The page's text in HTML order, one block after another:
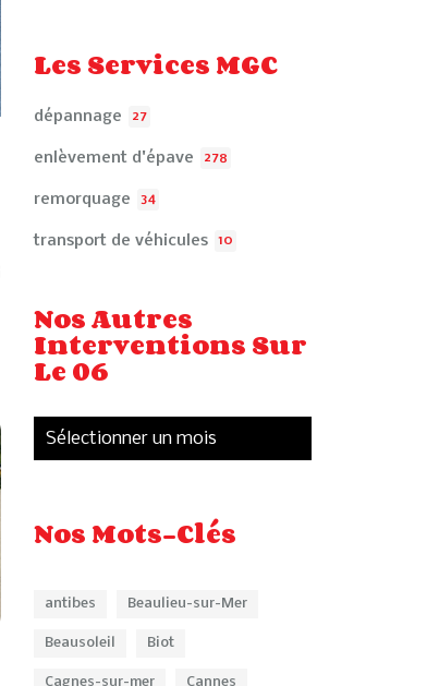
Les Services MGC
dépannage 27
enlèvement d'épave 278
remorquage 34
transport de véhicules 10
Nos Autres
Interventions Sur
Le 06
Nos Mots-Clés
antibes Beaulieu-sur-Mer
Beausoleil Biot
Cagnes-sur-mer Cannes